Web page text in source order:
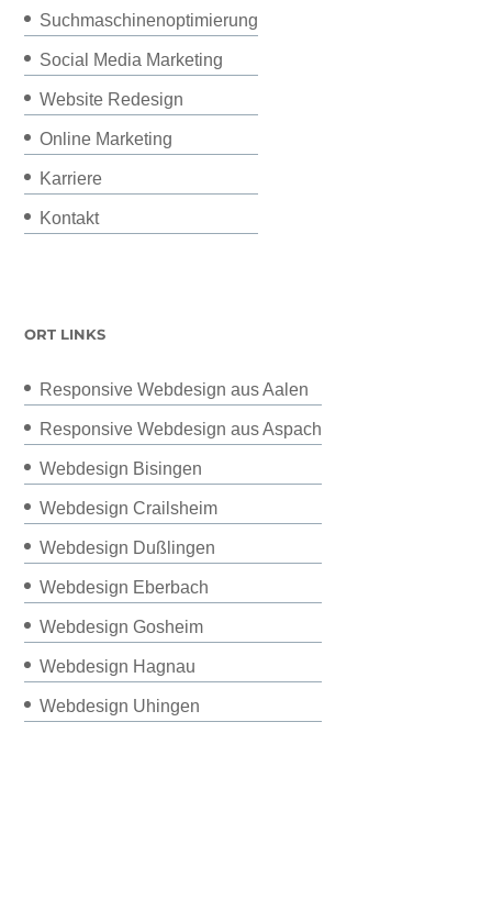
Suchmaschinenoptimierung
Social Media Marketing
Website Redesign
Online Marketing
Karriere
Kontakt
ORT LINKS
Responsive Webdesign aus Aalen
Responsive Webdesign aus Aspach
Webdesign Bisingen
Webdesign Crailsheim
Webdesign Dußlingen
Webdesign Eberbach
Webdesign Gosheim
Webdesign Hagnau
Webdesign Uhingen